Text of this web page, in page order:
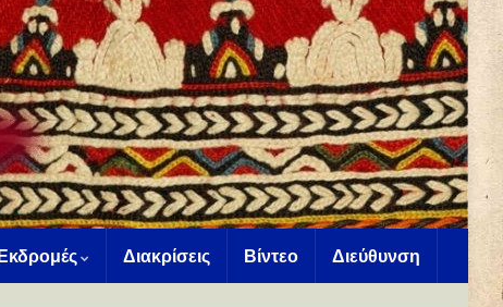
Διακρίσεις Βίντεο Διεύθυνση